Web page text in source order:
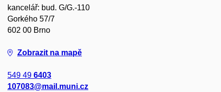
kancelář: bud. G/G.-110
Gorkého 57/7
602 00 Brno
Zobrazit na mapě
549 49 6403
107083@mail.muni.cz